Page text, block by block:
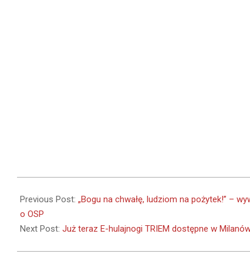
03-
14
Previous Post: „Bogu na chwałę, ludziom na pożytek!” –
o OSP
Next Post: Już teraz E-hulajnogi TRIEM dostępne w